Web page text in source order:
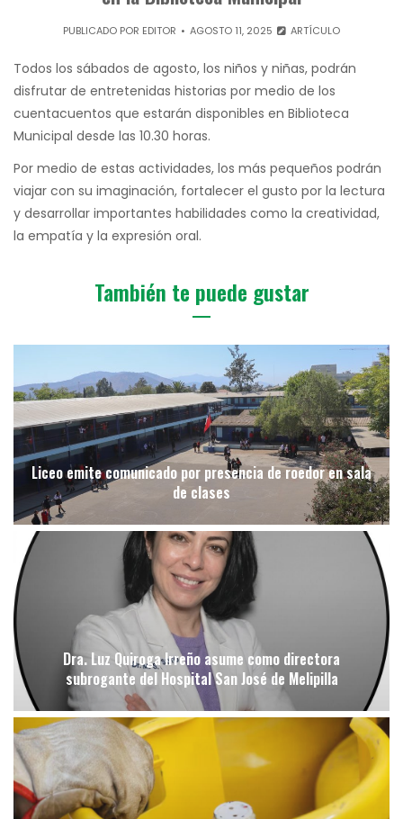
PUBLICADO POR EDITOR AGOSTO 11, 2025 ARTÍCULO
Todos los sábados de agosto, los niños y niñas, podrán
disfrutar de entretenidas historias por medio de los
cuentacuentos que estarán disponibles en Biblioteca
Municipal desde las 10.30 horas.
Por medio de estas actividades, los más pequeños podrán
viajar con su imaginación, fortalecer el gusto por la lectura
y desarrollar importantes habilidades como la creatividad,
la empatía y la expresión oral.
También te puede gustar
Liceo emite comunicado por presencia de roedor en sala
de clases
Dra. Luz Quiroga Irreño asume como directora
subrogante del Hospital San José de Melipilla